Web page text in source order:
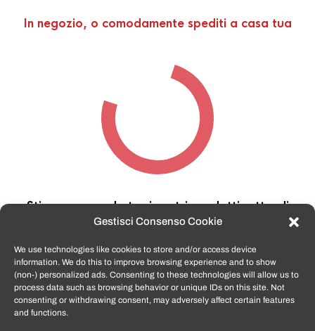
Gestisci Consenso Cookie
We use technologies like cookies to store and/or access device
information. We do this to improve browsing experience and to show
(non-) personalized ads. Consenting to these technologies will allow us to
process data such as browsing behavior or unique IDs on this site. Not
consenting or withdrawing consent, may adversely affect certain features
and functions.
In negozio, o comodamente spediti a casa tua
Stiamo cercando tra i nostri prodotti, attendi
qualche secondo…
TomatoSmartphone.itè lo shop n.1 in italia per
smartphone ricondizionati garantiti e certificati
di tutte le marche,APPLE, SAMSUNG, HUAWEI,
ONEPLUS, XIAOMI e tanto altro